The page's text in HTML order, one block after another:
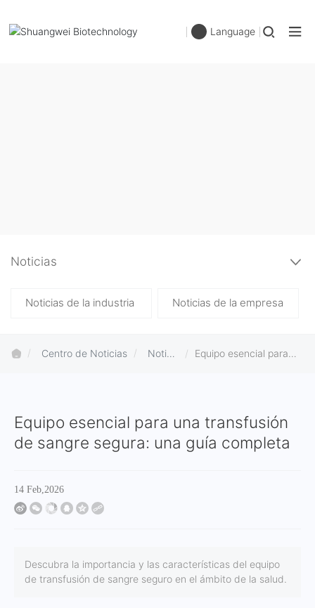
Language
Noticias
Noticias de la industria Noticias de la empresa
Centro de Noticias
Notici
Equipo esencial para
Equipo esencial para una transfusión
de sangre segura: una guía completa
14 Feb,2026
Descubra la importancia y las características del equipo
de transfusión de sangre seguro en el ámbito de la salud.